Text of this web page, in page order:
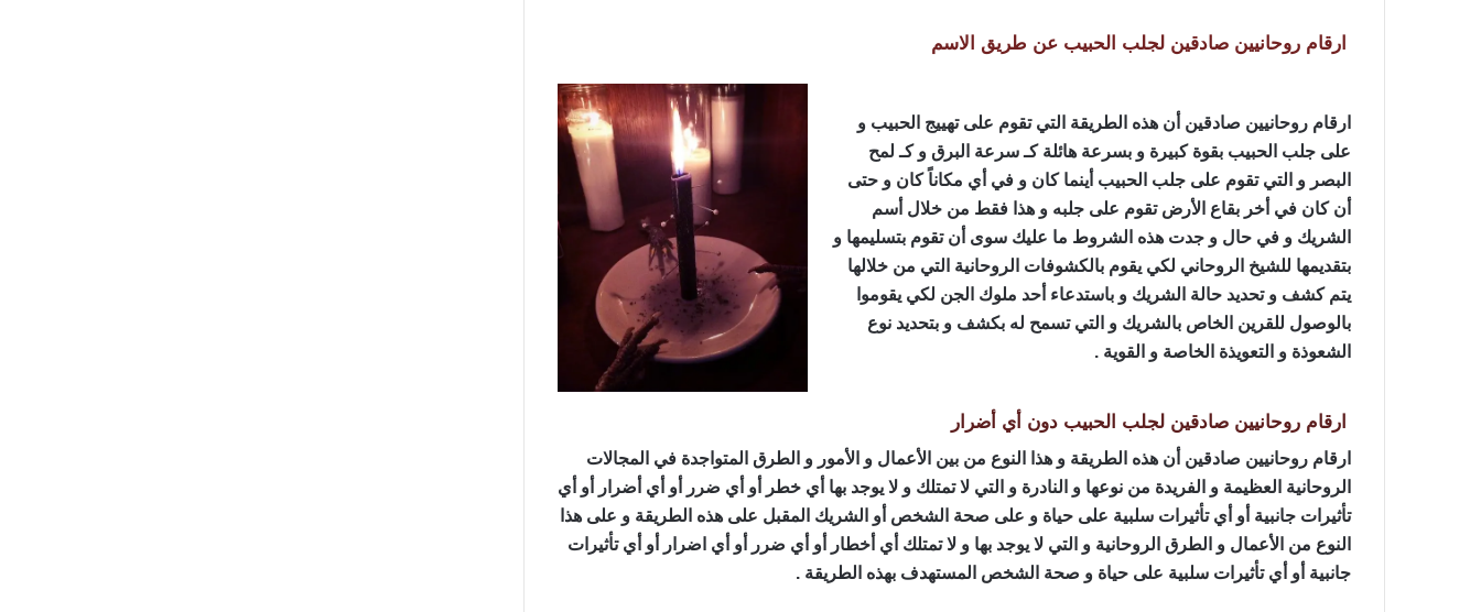
ارقام روحانيين صادقين لجلب الحبيب عن طريق الاسم
ارقام روحانيين صادقين أن هذه الطريقة التي تقوم على تهييج الحبيب و
على جلب الحبيب بقوة كبيرة و بسرعة هائلة كـ سرعة البرق و كـ لمح
البصر و التي تقوم على جلب الحبيب أينما كان و في أي مكاناً كان و حتى
أن كان في أخر بقاع الأرض تقوم على جلبه و هذا فقط من خلال أسم
الشريك و في حال و جدت هذه الشروط ما عليك سوى أن تقوم بتسليمها و
بتقديمها للشيخ الروحاني لكي يقوم بالكشوفات الروحانية التي من خلالها
يتم كشف و تحديد حالة الشريك و باستدعاء أحد ملوك الجن لكي يقوموا
بالوصول للقرين الخاص بالشريك و التي تسمح له بكشف و بتحديد نوع
الشعوذة و التعويذة الخاصة و القوية .
ارقام روحانيين صادقين لجلب الحبيب دون أي أضرار
ارقام روحانيين صادقين أن هذه الطريقة و هذا النوع من بين الأعمال و الأمور و الطرق المتواجدة في المجالات
الروحانية العظيمة و الفريدة من نوعها و النادرة و التي لا تمتلك و لا يوجد بها أي خطر أو أي ضرر أو أي أضرار أو أي
تأثيرات جانبية أو أي تأثيرات سلبية على حياة و على صحة الشخص أو الشريك المقبل على هذه الطريقة و على هذا
النوع من الأعمال و الطرق الروحانية و التي لا يوجد بها و لا تمتلك أي أخطار أو أي ضرر أو أي اضرار أو أي تأثيرات
جانبية أو أي تأثيرات سلبية على حياة و صحة الشخص المستهدف بهذه الطريقة .